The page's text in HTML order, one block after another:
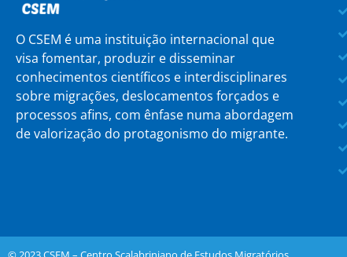
O CSEM é uma instituição internacional que
visa fomentar, produzir e disseminar
conhecimentos científicos e interdisciplinares
sobre migrações, deslocamentos forçados e
processos afins, com ênfase numa abordagem
de valorização do protagonismo do migrante.